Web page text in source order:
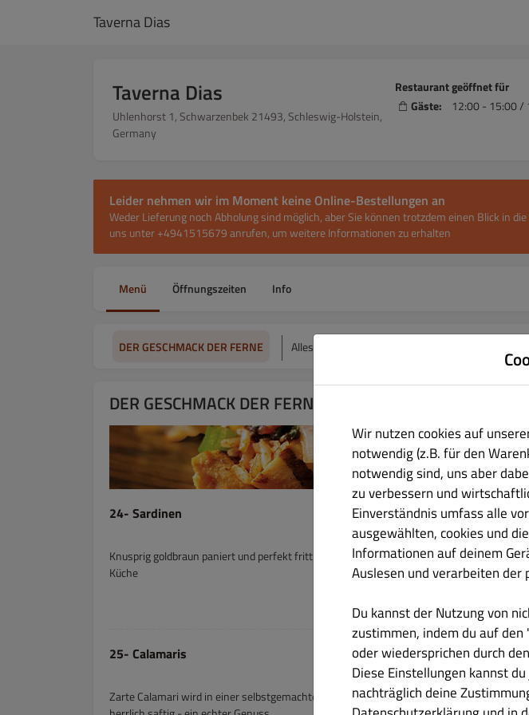
Taverna Dias
Taverna Dias
Uhlenhorst 1, Schwarzenbek 21493, Schleswig-Holstein,
Germany
Restaurant geöffnet für
Gäste:
12:00 - 15:00 /
Leider nehmen wir im Moment keine Online-Bestellungen an
Weder Lieferung noch Abholung sind möglich, aber Sie können trotzdem einen Blick in
uns unter +4941515679 anrufen, um weitere Informationen zu erhalten
Menü Öffnungszeiten Info
DER GESCHMACK DER FERNE Alles
DER GESCHMACK DER FERNE
24- Sardinen
Knusprig goldbraun paniert und perfekt frittiert, zart und saftig im Geschmack. Ein
Küche
25- Calamaris
Zarte Calamari wird in einer selbstgemachten Panade gewälzt und perfekt goldbraun
Wir nutzen cookies auf
notwendig (z.B. für den
notwendig sind, uns aber
zu verbessern und
Einverständnis umfass alle
ausgewählten, cookies und
Informationen auf deinem
Auslesen und verarbeiten der
Du kannst der Nutzung von
zustimmen, indem du auf
oder wiedersprichen durch
Diese Einstellungen kannst
nachträglich deine